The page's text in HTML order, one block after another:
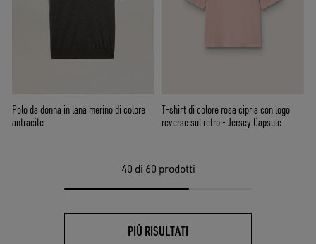
Polo da donna in lana merino di colore
antracite
T-shirt di colore rosa cipria con logo
reverse sul retro - Jersey Capsule
40 di 60 prodotti
PIÙ RISULTATI